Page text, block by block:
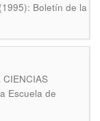
Boletín de la
CIENCIAS
Escuela de